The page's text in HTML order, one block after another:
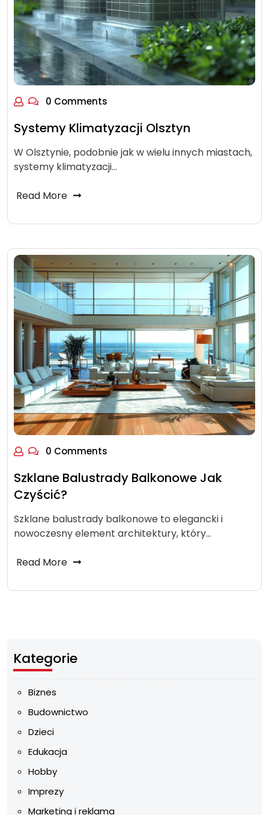
0 Comments
Systemy Klimatyzacji Olsztyn
W Olsztynie, podobnie jak w wielu innych miastach,
systemy klimatyzacji…
Read More
0 Comments
Szklane Balustrady Balkonowe Jak
Czyścić?
Szklane balustrady balkonowe to elegancki i
nowoczesny element architektury, który…
Read More
Kategorie
Biznes
Budownictwo
Dzieci
Edukacja
Hobby
Imprezy
Marketing i reklama